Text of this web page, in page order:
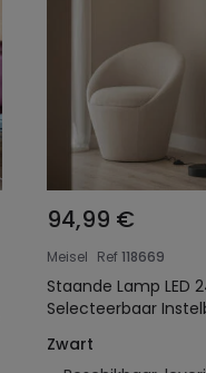
94,99 €
Meisel Ref118669
Staande Lamp LED
Selecteerbaar
Zwart